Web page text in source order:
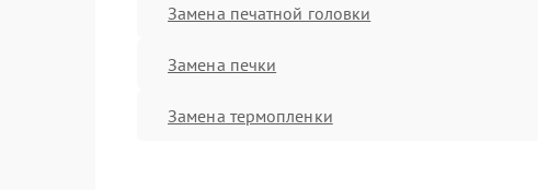
Замена печатной головки
Замена печки
Замена термопленки